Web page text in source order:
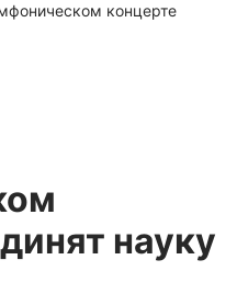
концерте
науку